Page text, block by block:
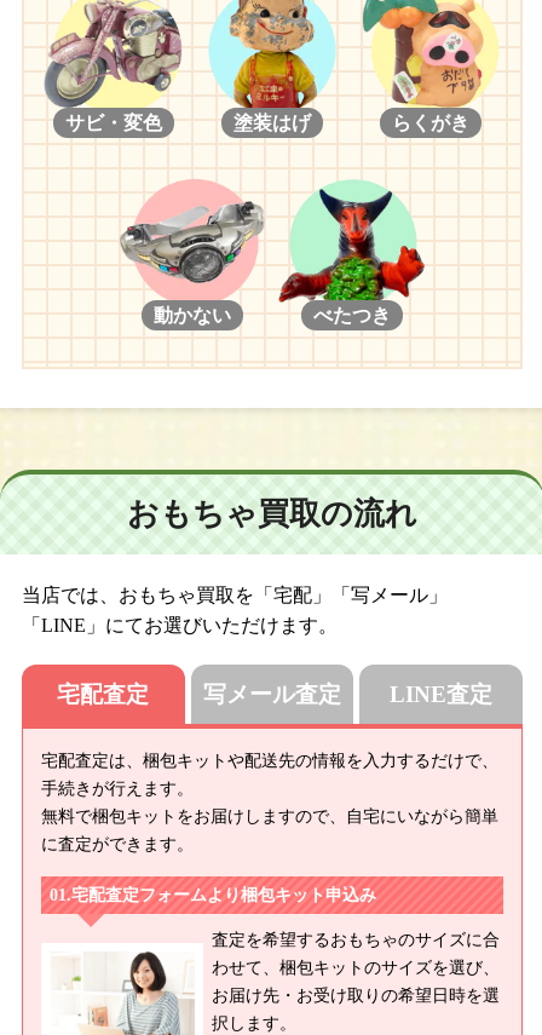
サビ・変色 塗装はげ らくがき
動かない べたつき
おもちゃ買取の流れ
当店では、おもちゃ買取を「宅配」「写メール」
「LINE」にてお選びいただけます。
宅配査定
宅配査定は、梱包キットや配送先の情報を入力するだけで、
手続きが行えます。
無料で梱包キットをお届けしますので、自宅にいながら簡単
に査定ができます。
宅配査定フォームより梱包キット申込み
査定を希望するおもちゃのサイズに合
わせて、梱包キットのサイズを選び、
お届け先・お受け取りの希望日時を選
択します。
写メール査定 LINE査定